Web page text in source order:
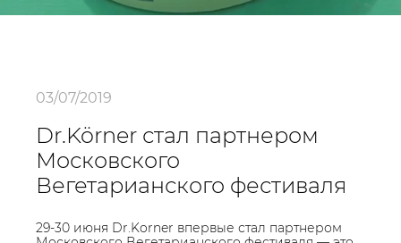
03/07/2019
Dr.Körner стал партнером
Московского
Вегетарианского фестиваля
29-30 июня Dr.Korner впервые стал партнером